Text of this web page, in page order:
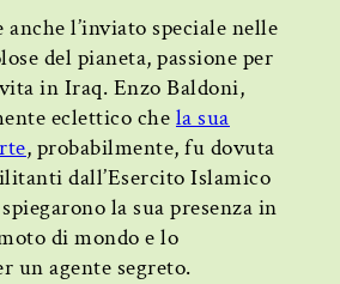
l’inviato speciale nelle
del pianeta, passione per
in Iraq. Enzo Baldoni,
eclettico che la sua
, probabilmente, fu dovuta
dall’Esercito Islamico
la sua presenza in
di mondo e lo
un agente segreto.